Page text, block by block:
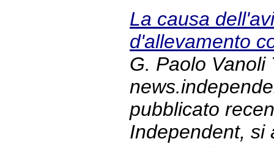
La causa
d'allevamento
G. Paolo Vanoli
pubblicato
Independent, si